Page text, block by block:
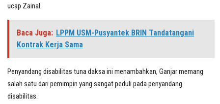
ucap Zainal.
Baca Juga: LPPM USM-Pusyantek BRIN Tandatangani
Kontrak Kerja Sama
Penyandang disabilitas tuna daksa ini menambahkan, Ganjar memang
salah satu dari pemimpin yang sangat peduli pada penyandang
disabilitas.